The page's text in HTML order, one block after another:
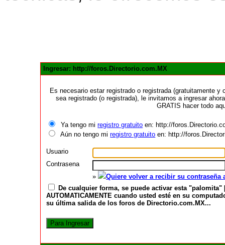
Ingresar: http://foros.Directorio.com.MX
Es necesario estar registrado o registrada (gratuitamente
sea registrado (o registrada), le invitamos a ingresar
GRATIS hacer todo
Ya tengo miregistro gratuito en: http://
Aún no tengo miregistro gratuito en: http://
Usuario
Contrasena
»
Quiere volver a recibir su
De cualquier forma, se puede activar esta
AUTOMATICAMENTE cuando usted esté en su
su última salida de los foros de Directorio.com.MX...